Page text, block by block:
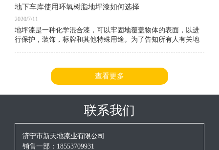
地下车库使用环氧树脂地坪漆如何选择
2020/7/11
地坪漆是一种化学混合漆，可以牢固地覆盖物体的表面，以进
行保护，装饰，标牌和其他特殊用途。为了告知所有人有关地
查看更多
联系我们
济宁市新天地漆业有限公司
销售一部：18553709931